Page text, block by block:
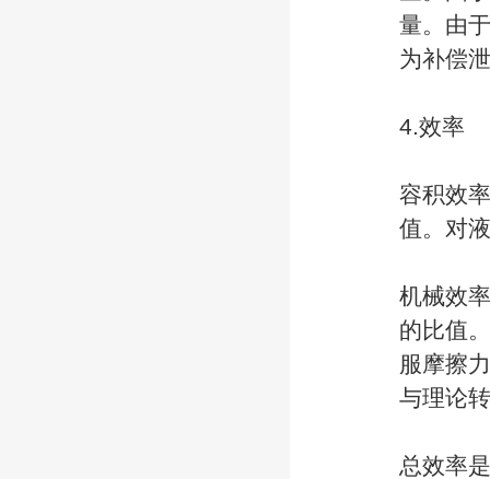
量。由
为补偿
4.效率
容积效
值。对
机械效
的比值
服摩擦
与理论
总效率